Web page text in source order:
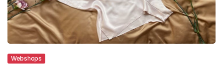
Webshops